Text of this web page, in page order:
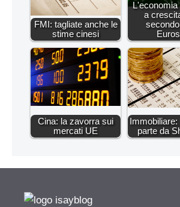
FMI: tagliate anche le
stime cinesi
L'economia
a
Cina: la zavorra sui
mercati UE
parte da